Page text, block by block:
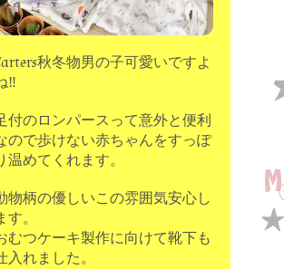
秋冬物男の子可愛いですよ
‼
付のロンパースって意外と便利
ので歩けない赤ちゃんをすっぽ
温めてくれます。
物柄の優しいこの雰囲気安心し
す。
むつケーキ製作に向けて靴下も
入れました。